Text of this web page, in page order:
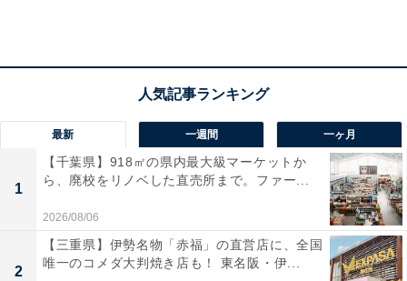
最新 一週間 一ヶ月
1
【千葉県】918㎡の県内最大級マーケットか
ら、廃校をリノベした直売所まで。ファー...
2026/08/06
2
【三重県】伊勢名物「赤福」の直営店に、全国
唯一のコメダ大判焼き店も！ 東名阪・伊...